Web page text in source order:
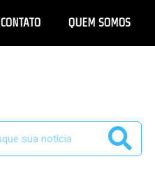
CONTATO QUEM SOMOS